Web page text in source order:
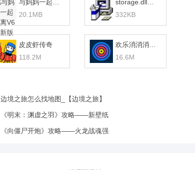
20.1MB
332KB
皮皮虾传奇
118.2M
16.6M
边境之旅怎么找地图_【边境之旅】
《明末：渊虚之羽》攻略——新壁纸
《向僵尸开炮》攻略——火龙战魂强